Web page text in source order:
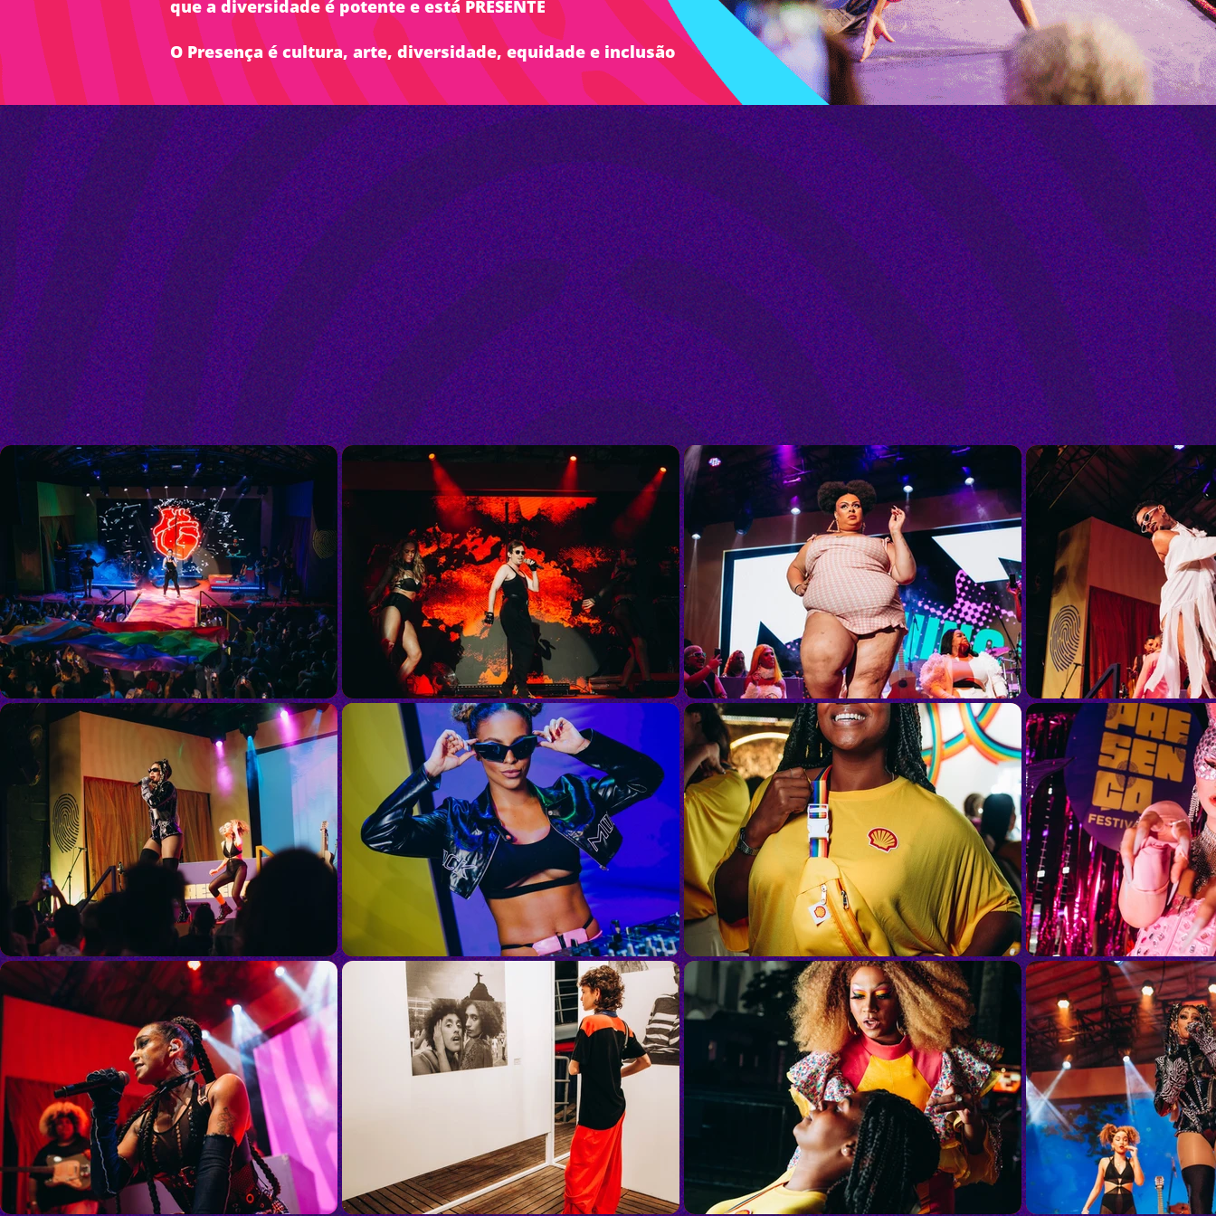
que a diversidade é potente e está PRESENTE
O Presença é cultura, arte, diversidade, equidade e inclusão